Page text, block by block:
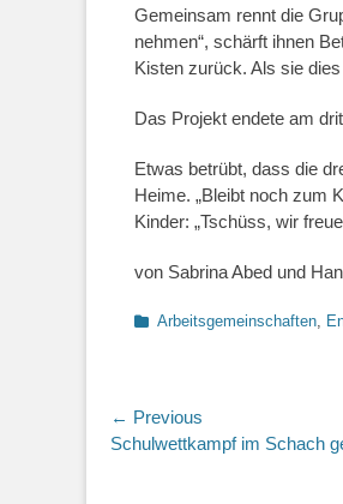
Gemeinsam rennt die
nehmen“, schärft ihnen
Kisten zurück. Als sie
Das Projekt endete am
Etwas betrübt, dass die
Heime. „Bleibt noch zum
Kinder: „Tschüss, wir
von Sabrina Abed und
Categories
Arbeitsgemeinschaften,
← Previous
Previous
Schulwettkampf im Schach